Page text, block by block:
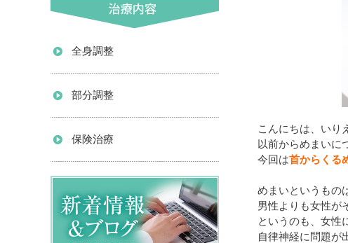
こんにちは、いり
以前からめまいに
今回は首からくる
めまいというもの
男性よりも女性が
というのも、女性
自律神経に問題が
全身調整
部分調整
保険治療